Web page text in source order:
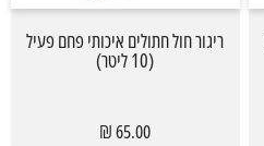
ריגור חול חתולים איכותי פחם פעיל
(10 ליטר)
65.00 ₪